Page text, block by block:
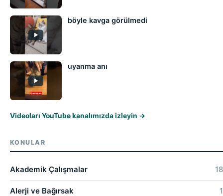
böyle kavga görülmedi
uyanma anı
Videoları YouTube kanalımızda izleyin →
KONULAR
Akademik Çalışmalar 18
Alerji ve Bağırsak 1